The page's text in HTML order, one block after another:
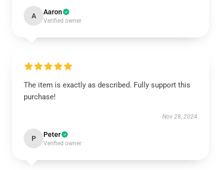
A Aaron
Verified owner
The item is exactly as described. Fully support this
purchase!
Nov 28, 2024
P Peter
Verified owner